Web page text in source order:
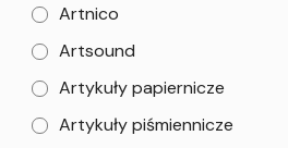
Artnico
Artsound
Artykuły papiernicze
Artykuły piśmiennicze